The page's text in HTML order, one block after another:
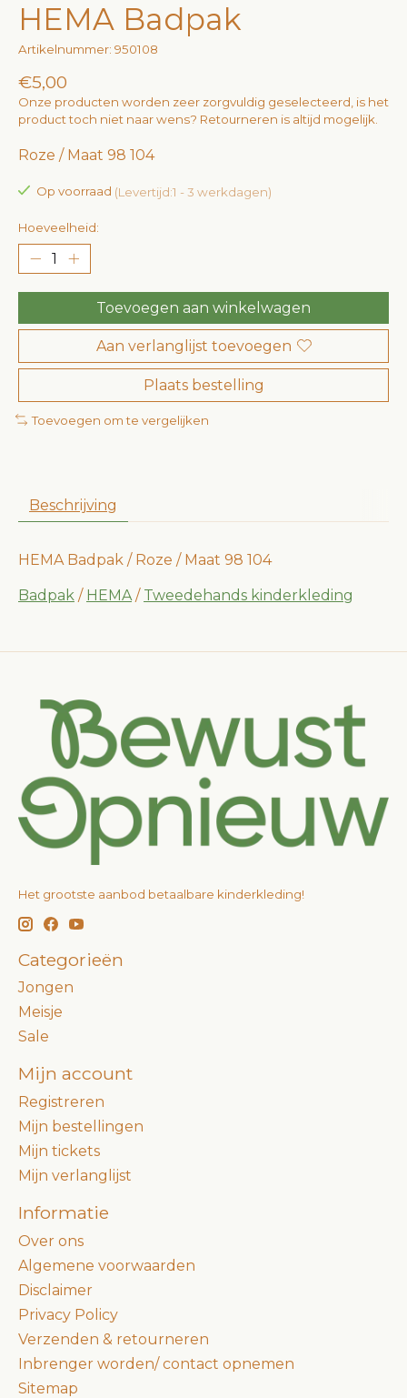
HEMA Badpak
Artikelnummer: 950108
€5,00
Onze producten worden zeer zorgvuldig geselecteerd, is het
product toch niet naar wens? Retourneren is altijd mogelijk.
Roze / Maat 98 104
Op voorraad (Levertijd:1 - 3 werkdagen)
Hoeveelheid:
Toevoegen aan winkelwagen
Aan verlanglijst toevoegen
Plaats bestelling
Toevoegen om te vergelijken
Beschrijving
HEMA Badpak / Roze / Maat 98 104
Badpak / HEMA/ Tweedehands kinderkleding
Het grootste aanbod betaalbare kinderkleding!
Categorieën
Jongen
Meisje
Sale
Mijn account
Registreren
Mijn bestellingen
Mijn tickets
Mijn verlanglijst
Informatie
Over ons
Algemene voorwaarden
Disclaimer
Privacy Policy
Verzenden & retourneren
Inbrenger worden/ contact opnemen
Sitemap